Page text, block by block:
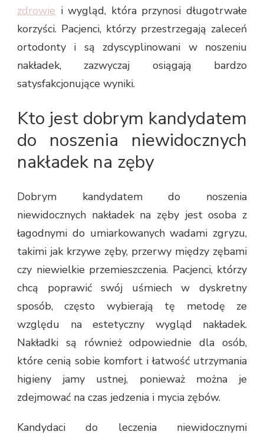
zdrowie i wygląd, która przynosi długotrwałe
korzyści. Pacjenci, którzy przestrzegają zaleceń
ortodonty i są zdyscyplinowani w noszeniu
nakładek, zazwyczaj osiągają bardzo
satysfakcjonujące wyniki.
Kto jest dobrym kandydatem
do noszenia niewidocznych
nakładek na zęby
Dobrym kandydatem do noszenia
niewidocznych nakładek na zęby jest osoba z
łagodnymi do umiarkowanych wadami zgryzu,
takimi jak krzywe zęby, przerwy między zębami
czy niewielkie przemieszczenia. Pacjenci, którzy
chcą poprawić swój uśmiech w dyskretny
sposób, często wybierają tę metodę ze
względu na estetyczny wygląd nakładek.
Nakładki są również odpowiednie dla osób,
które cenią sobie komfort i łatwość utrzymania
higieny jamy ustnej, ponieważ można je
zdejmować na czas jedzenia i mycia zębów.
Kandydaci do leczenia niewidocznymi